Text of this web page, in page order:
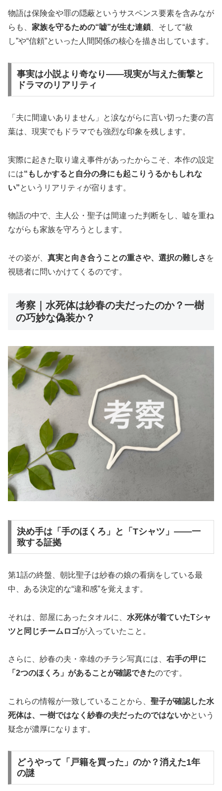
物語は保険金や罪の隠蔽というサスペンス要素を含みなが
らも、 家族を守るための“嘘”が生む連鎖 、そして“赦
し”や“信頼”といった人間関係の核心を描き出しています。
事実は小説より奇なり――現実が与えた衝撃と
ドラマのリアリティ
「夫に間違いありません」と涙ながらに言い切った妻の言
葉は、現実でもドラマでも強烈な印象を残します。
実際に起きた取り違え事件があったからこそ、本作の設定
には“もしかすると自分の身にも起こりうるかもしれな
い”というリアリティが宿ります。
物語の中で、主人公・聖子は間違った判断をし、嘘を重ね
ながらも家族を守ろうとします。
その姿が、 真実と向き合うことの重さや、選択の難しさ を
視聴者に問いかけてくるのです。
考察｜水死体は紗春の夫だったのか？一樹
の巧妙な偽装か？
決め手は「手のほくろ」と「Tシャツ」――一
致する証拠
第1話の終盤、朝比聖子は紗春の娘の看病をしている最
中、ある決定的な“違和感”を覚えます。
それは、部屋にあったタオルに、 水死体が着ていたTシャ
ツと同じチームロゴが入っていたこと。
さらに、紗春の夫・幸雄のチラシ写真には、 右手の甲に
「2つのほくろ」があることが確認できたのです。
これらの情報が一致していることから、 聖子が確認した水
死体は、一樹ではなく紗春の夫だったのではないかという
疑念が濃厚になります。
どうやって「戸籍を買った」のか？消えた1年
の謎